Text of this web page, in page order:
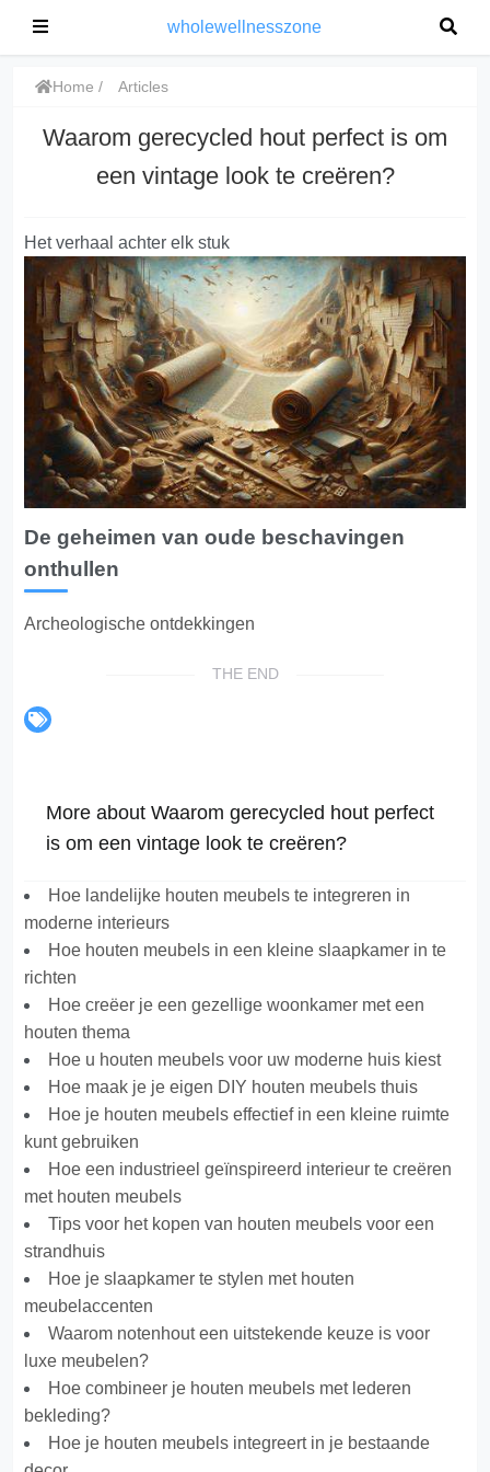
wholewellnesszone
Home Articles
Waarom gerecycled hout perfect is om
een vintage look te creëren?
Het verhaal achter elk stuk
De geheimen van oude beschavingen
onthullen
Archeologische ontdekkingen
THE END
More about Waarom gerecycled hout perfect
is om een vintage look te creëren?
Hoe landelijke houten meubels te integreren in
moderne interieurs
Hoe houten meubels in een kleine slaapkamer in te
richten
Hoe creëer je een gezellige woonkamer met een
houten thema
Hoe u houten meubels voor uw moderne huis kiest
Hoe maak je je eigen DIY houten meubels thuis
Hoe je houten meubels effectief in een kleine ruimte
kunt gebruiken
Hoe een industrieel geïnspireerd interieur te creëren
met houten meubels
Tips voor het kopen van houten meubels voor een
strandhuis
Hoe je slaapkamer te stylen met houten
meubelaccenten
Waarom notenhout een uitstekende keuze is voor
luxe meubelen?
Hoe combineer je houten meubels met lederen
bekleding?
Hoe je houten meubels integreert in je bestaande